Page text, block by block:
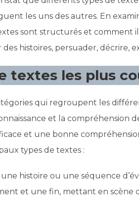
les uns des autres. En
sont structurés et comment
histoires, persuader, décrire,
textes les plus
qui regroupent les
et la compréhension
et une bonne
types de textes :
histoire ou une séquence
et une fin, mettant en scène